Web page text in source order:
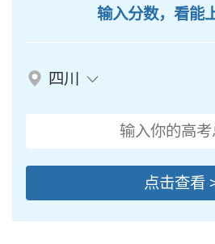
输入分数，看能
四川
点击查看